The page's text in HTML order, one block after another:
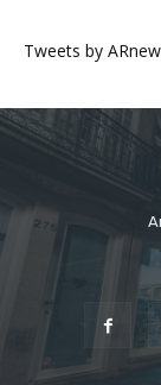
Tweets by